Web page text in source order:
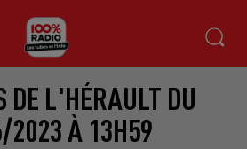
DE L'HÉRAULT DU
2023 À 13H59